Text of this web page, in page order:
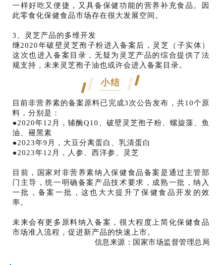
一样好吃又便捷，又具备保健功能的营养补充食品。因
此零食化保健食品市场存在很大发展空间。
3、灵芝产品的多维开发
继2020年破壁灵芝孢子粉进入备案后，灵芝（子实体）
这次也进入备案目录，无疑为灵芝产品的综合提供了法
规支持，未来灵芝孢子油也或许会进入备案目录。
小结
目前非营养素的备案原料已完成3次公告发布，共10个原
料，分别是：
●2020年12月，辅酶Q10、破壁灵芝孢子粉、螺旋藻、鱼
油、褪黑素
●2023年9月，大豆分离蛋白、乳清蛋白
●2023年12月，人参、西洋参、灵芝
目前，国家对非营养素纳入保健食品备案是通过主管部
门主导，统一明确备案产品技术要求，成熟一批，纳入
一批，备案一批，这也大大提升了保健食品开发的效
率。
未来会有更多原料纳入备案，很大程度上简化保健食品
市场准入流程，促进新产品的快速上市。
信息来源：国家市场监督管理总局